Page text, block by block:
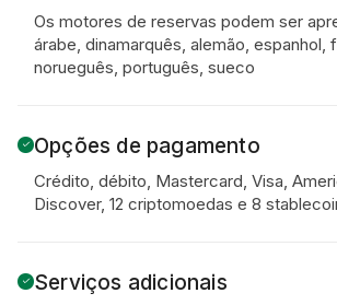
Os motores de reservas podem ser
árabe, dinamarquês, alemão, espanhol,
norueguês, português, sueco
Opções de pagamento
Crédito, débito, Mastercard, Visa,
Discover, 12 criptomoedas e 8
Serviços adicionais